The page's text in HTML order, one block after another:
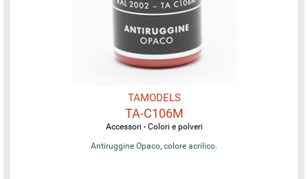
TAMODELS
TA-C106M
Accessori - Colori e polveri
Antiruggine Opaco, colore acrilico.